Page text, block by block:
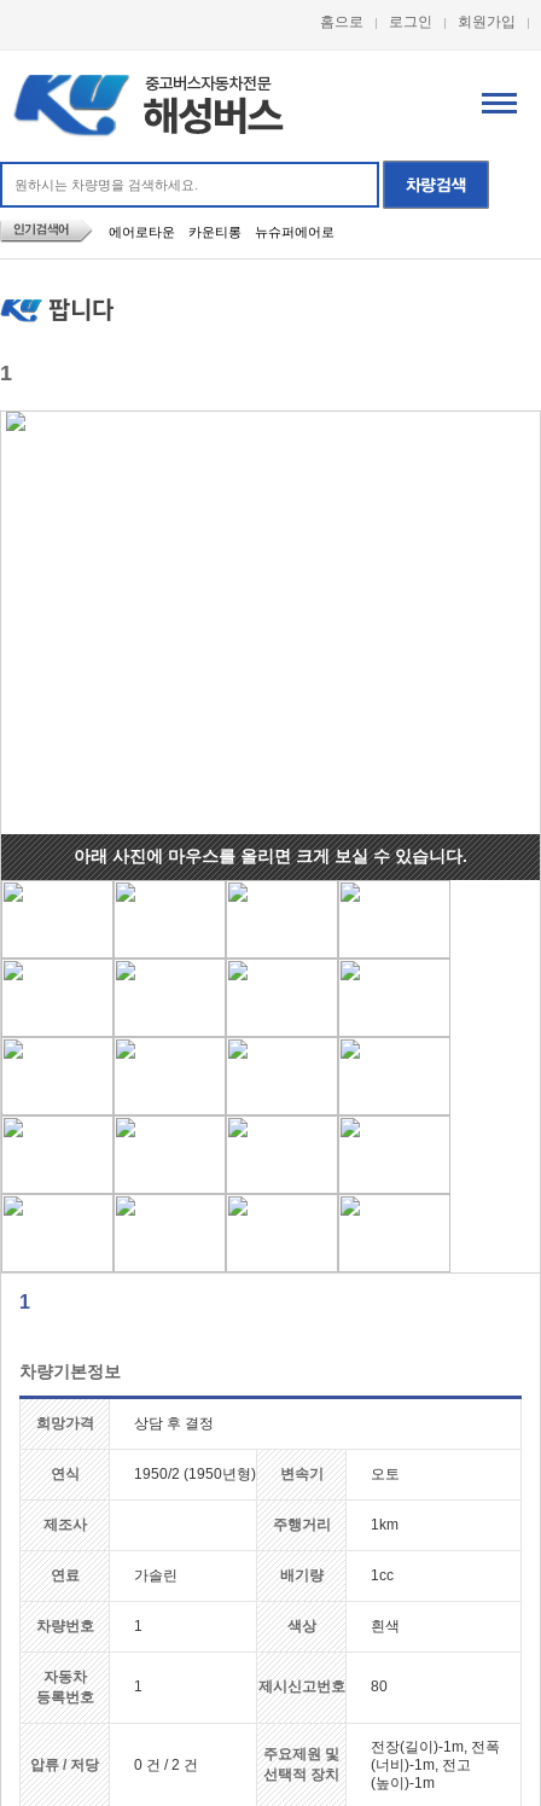
홈으로 로그인 회원가입
에어로타운 카운티롱 뉴슈퍼에어로
팝니다
1
아래 사진에 마우스를 올리면 크게 보실 수 있습니다.
1
차량기본정보
희망가격 상담 후 결정
연식 1950/2 (1950년형) 변속기 오토
제조사 주행거리 1km
연료 가솔린 배기량 1cc
차량번호 1 색상 흰색
자동차
등록번호
1 제시신고번호 80
압류 / 저당 0 건 / 2 건
주요제원 및
선택적 장치
전장(길이)-1m, 전폭
(너비)-1m, 전고
(높이)-1m